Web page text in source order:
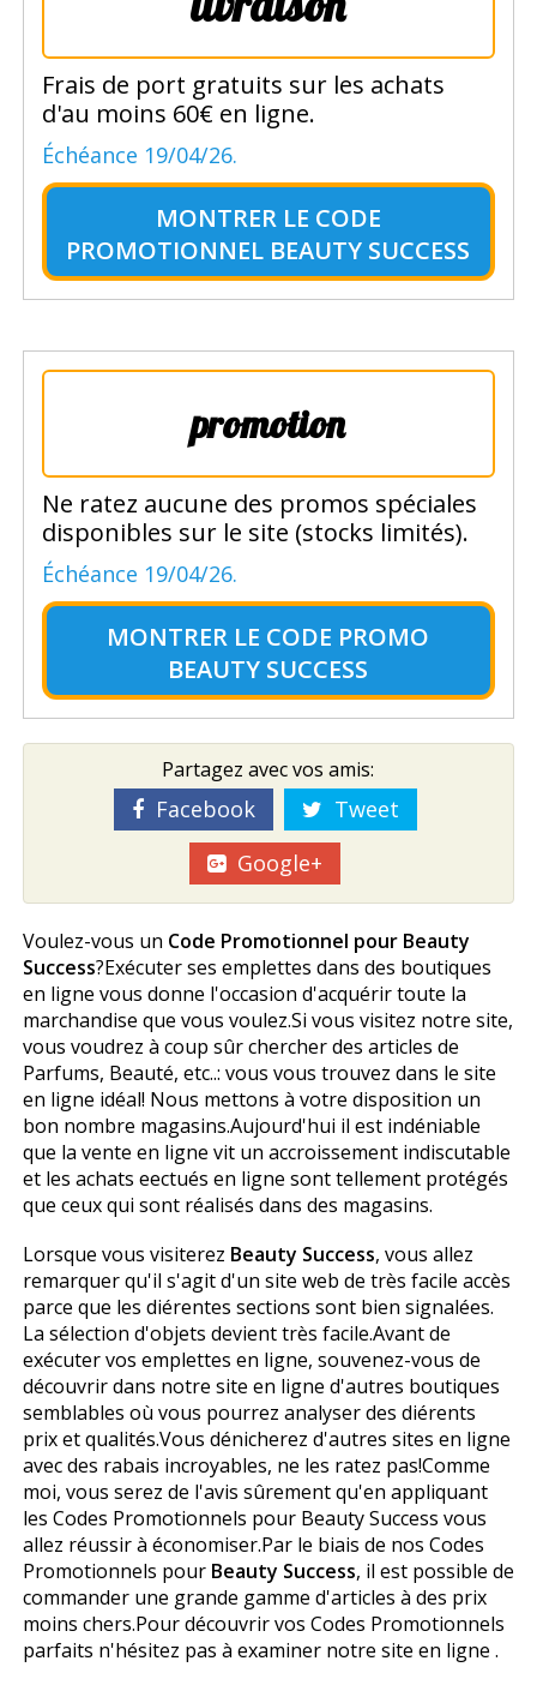
Frais de port gratuits sur les achats
d'au moins 60€ en ligne.
Échéance 19/04/26.
MONTRER LE CODE
PROMOTIONNEL BEAUTY SUCCESS
promotion
Ne ratez aucune des promos spéciales
disponibles sur le site (stocks limités).
Échéance 19/04/26.
MONTRER LE CODE PROMO
BEAUTY SUCCESS
Partagez avec vos amis:
Facebook
Tweet
Google+
Voulez-vous un Code Promotionnel pour Beauty
Success?Exécuter ses emplettes dans des boutiques
en ligne vous donne l'occasion d'acquérir toute la
marchandise que vous voulez.Si vous visitez notre site,
vous voudrez à coup sûr chercher des articles de
Parfums, Beauté, etc..: vous vous trouvez dans le site
en ligne idéal! Nous mettons à votre disposition un
bon nombre magasins.Aujourd'hui il est indéniable
que la vente en ligne vit un accroissement indiscutable
et les achats effectués en ligne sont tellement protégés
que ceux qui sont réalisés dans des magasins.
Lorsque vous visiterez Beauty Success, vous allez
remarquer qu'il s'agit d'un site web de très facile accès
parce que les différentes sections sont bien signalées.
La sélection d'objets devient très facile.Avant de
exécuter vos emplettes en ligne, souvenez-vous de
découvrir dans notre site en ligne d'autres boutiques
semblables où vous pourrez analyser des différents
prix et qualités.Vous dénicherez d'autres sites en ligne
avec des rabais incroyables, ne les ratez pas!Comme
moi, vous serez de l'avis sûrement qu'en appliquant
les Codes Promotionnels pour Beauty Success vous
allez réussir à économiser.Par le biais de nos Codes
Promotionnels pour Beauty Success, il est possible de
commander une grande gamme d'articles à des prix
moins chers.Pour découvrir vos Codes Promotionnels
parfaits n'hésitez pas à examiner notre site en ligne .